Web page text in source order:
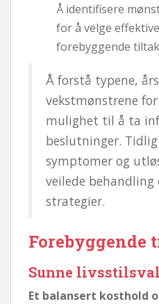
Å identifisere
for å velge
forebyggende
Å forstå typene,
vekstmønstrene
mulighet til å ta
beslutninger.
symptomer og
veilede behandling
strategier.
Forebyggende
Sunne
Et balansert kosthold